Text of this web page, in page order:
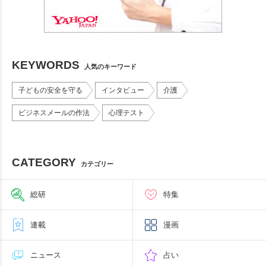
KEYWORDS 人気のキーワード
子どもの安全を守る インタビュー 介護
ビジネスメールの作法 心理テスト
CATEGORY カテゴリー
総研 特集
連載 漫画
ニュース 占い